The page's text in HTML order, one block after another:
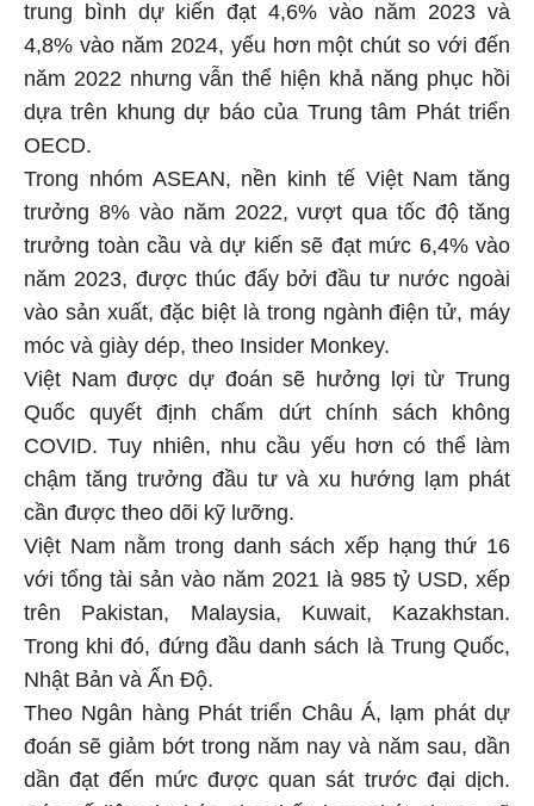
trung bình dự kiến đạt 4,6% vào năm 2023 và
4,8% vào năm 2024, yếu hơn một chút so với đến
năm 2022 nhưng vẫn thể hiện khả năng phục hồi
dựa trên khung dự báo của Trung tâm Phát triển
OECD.
Trong nhóm ASEAN, nền kinh tế Việt Nam tăng
trưởng 8% vào năm 2022, vượt qua tốc độ tăng
trưởng toàn cầu và dự kiến sẽ đạt mức 6,4% vào
năm 2023, được thúc đẩy bởi đầu tư nước ngoài
vào sản xuất, đặc biệt là trong ngành điện tử, máy
móc và giày dép, theo Insider Monkey.
Việt Nam được dự đoán sẽ hưởng lợi từ Trung
Quốc quyết định chấm dứt chính sách không
COVID. Tuy nhiên, nhu cầu yếu hơn có thể làm
chậm tăng trưởng đầu tư và xu hướng lạm phát
cần được theo dõi kỹ lưỡng.
Việt Nam nằm trong danh sách xếp hạng thứ 16
với tổng tài sản vào năm 2021 là 985 tỷ USD, xếp
trên Pakistan, Malaysia, Kuwait, Kazakhstan.
Trong khi đó, đứng đầu danh sách là Trung Quốc,
Nhật Bản và Ấn Độ.
Theo Ngân hàng Phát triển Châu Á, lạm phát dự
đoán sẽ giảm bớt trong năm nay và năm sau, dần
dần đạt đến mức được quan sát trước đại dịch.